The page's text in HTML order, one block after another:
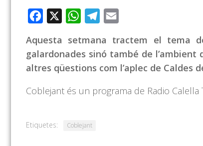
Facebook WhatsAppTelegram
Aquesta setmana tractem el tema
galardonades sinó també de
altres qüestions com l’aplec de Caldes
Coblejant és un programa de Radio
Etiquetes: Coblejant